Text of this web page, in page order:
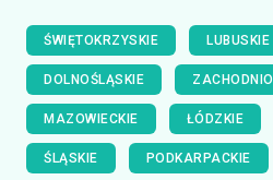
ŚWIĘTOKRZYSKIE LUBUSKIE
DOLNOŚLĄSKIE
MAZOWIECKIE ŁÓDZKIE
ŚLĄSKIE PODKARPACKIE